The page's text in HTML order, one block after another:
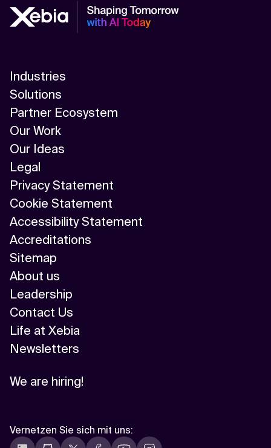
Industries
Solutions
Partner Ecosystem
Our Work
Our Ideas
Legal
Privacy Statement
Cookie Statement
Accessibility Statement
Accreditations
Sitemap
About us
Leadership
Contact Us
Life at Xebia
Newsletters
We are hiring!
Vernetzen Sie sich mit uns: